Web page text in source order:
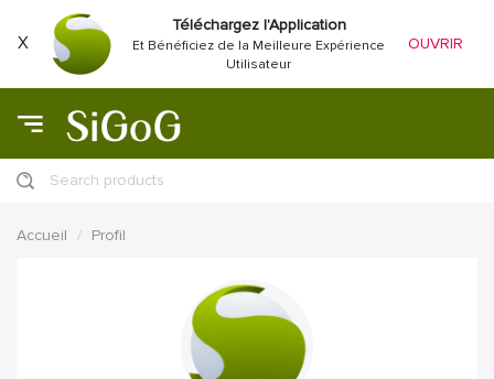
X
Téléchargez l'Application
Et Bénéficiez de la Meilleure Expérience
Utilisateur
OUVRIR
Search products
Accueil Profil